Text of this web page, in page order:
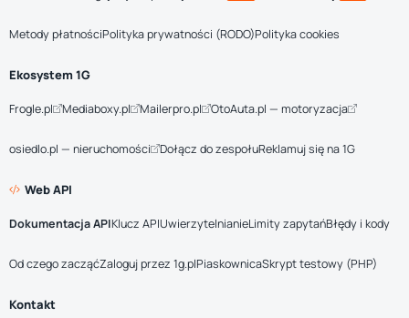
Metody płatnościPolityka prywatności (RODO)Polityka cookies
Ekosystem 1G
Frogle.pl Mediaboxy.pl Mailerpro.pl OtoAuta.pl — motoryzacja
osiedlo.pl — nieruchomości Dołącz do zespołuReklamuj się na 1G
Web API
Dokumentacja APIKlucz APIUwierzytelnianieLimity zapytańBłędy i kody
Od czego zacząćZaloguj przez 1g.plPiaskownicaSkrypt testowy (PHP)
Kontakt